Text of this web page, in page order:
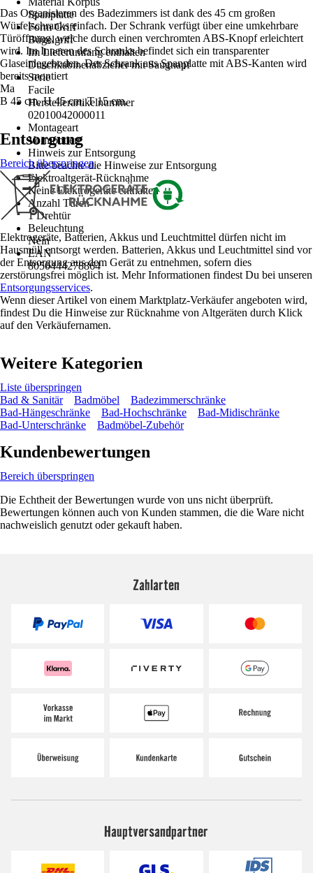
Spanplatte
Form Griff
Bügelgriff
Im Lieferumfang enthalten
Duschkabinenabzieher mit Saugnapf
Serie
Facile
Herstellerartikelnummer
02010042000011
Montageart
Vormontiert
Hinweis zur Entsorgung
Bitte beachte die Hinweise zur Entsorgung
Elektroaltgerät-Rücknahme
Keine Elektrogeräte enthalten
Anzahl Türen
1 Drehtür
Beleuchtung
Nein
EAN
8050444278864
Das Organisieren des Badezimmers ist dank des 45 cm großen
Würfelschranks einfach. Der Schrank verfügt über eine umkehrbare
Türöffnung, welche durch einen verchromten ABS-Knopf erleichtert
wird. Im Inneren des Schranks befindet sich ein transparenter
Glaseinlegeboden. Der Schrank aus Spanplatte mit ABS-Kanten wird
bereits montiert
Ma
B 45 cm, H 45 cm, T 15 cm.
Entsorgung
Bereich überspringen
Elektrogeräte, Batterien, Akkus und Leuchtmittel dürfen nicht im
Hausmüll entsorgt werden. Batterien, Akkus und Leuchtmittel sind vor
der Entsorgung aus dem Gerät zu entnehmen, sofern dies
zerstörungsfrei möglich ist. Mehr Informationen findest Du bei unseren
Entsorgungsservices.
Wenn dieser Artikel von einem Marktplatz-Verkäufer angeboten wird,
findest Du die Hinweise zur Rücknahme von Altgeräten durch Klick
auf den Verkäufernamen.
Weitere Kategorien
Liste überspringen
Bad & Sanitär
Badmöbel
Badezimmerschränke
Bad-Hängeschränke
Bad-Hochschränke
Bad-Midischränke
Bad-Unterschränke
Badmöbel-Zubehör
Kundenbewertungen
Bereich überspringen
Die Echtheit der Bewertungen wurde von uns nicht überprüft.
Bewertungen können auch von Kunden stammen, die die Ware nicht
nachweislich genutzt oder gekauft haben.
Zahlarten
Hauptversandpartner